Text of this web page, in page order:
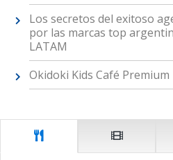
Los secretos del exitoso
por las marcas top
LATAM
Okidoki Kids Café Premium